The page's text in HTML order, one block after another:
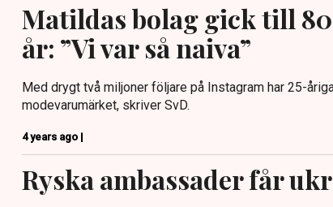
Matildas bolag gick till
år: ”Vi var så naiva”
Med drygt två miljoner följare på Instagram har 25-
modevarumärket, skriver SvD.
4 years ago |
Ryska ambassader får